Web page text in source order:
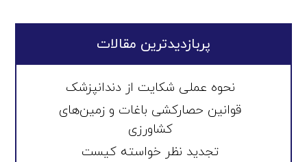
پربازدیدترین مقالات
نحوه عملی شکایت از دندانپزشک
قوانین حصارکشی باغات و زمین‌های
کشاورزی
تجدید نظر خواسته کیست